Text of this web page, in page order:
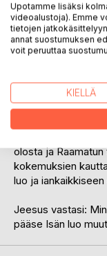
KUVAUS
omakohtaisista
vaaroista sekä
hengellisistä
olosta ja
kokemuksien
luo ja iankaikkiseen
Jeesus vastasi:
pääse Isän luo
Upotamme lisäksi
videoalustoja). Emme
tietojen
annat suostumuksen
voit peruuttaa
KIELLÄ